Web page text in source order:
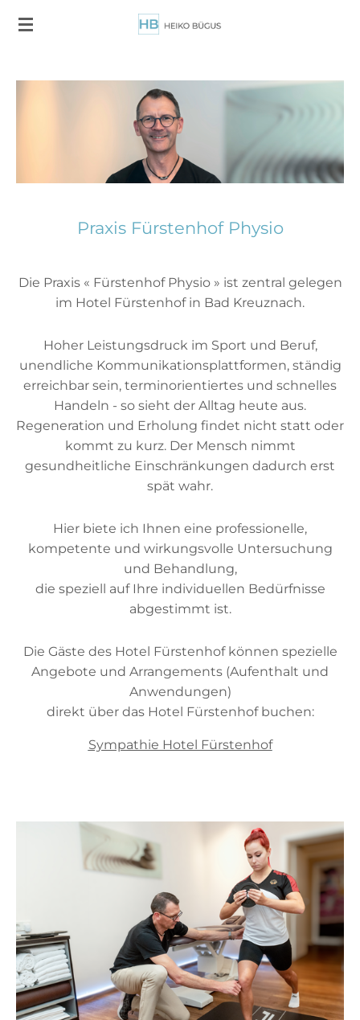
Zum
Praxis Fürstenhof Physio
Die Praxis « Fürstenhof Physio » ist zentral gelegen
im Hotel Fürstenhof in Bad Kreuznach.
Hoher Leistungsdruck im Sport und Beruf,
unendliche Kommunikationsplattformen, ständig
erreichbar sein, terminorientiertes und schnelles
Handeln - so sieht der Alltag heute aus.
Regeneration und Erholung findet nicht statt oder
kommt zu kurz. Der Mensch nimmt
gesundheitliche Einschränkungen dadurch erst
spät wahr.
Hier biete ich Ihnen eine professionelle,
kompetente und wirkungsvolle Untersuchung
und Behandlung,
die speziell auf Ihre individuellen Bedürfnisse
abgestimmt ist.
Die Gäste des Hotel Fürstenhof können spezielle
Angebote und Arrangements (Aufenthalt und
Anwendungen)
direkt über das Hotel Fürstenhof buchen:
Sympathie Hotel Fürstenhof